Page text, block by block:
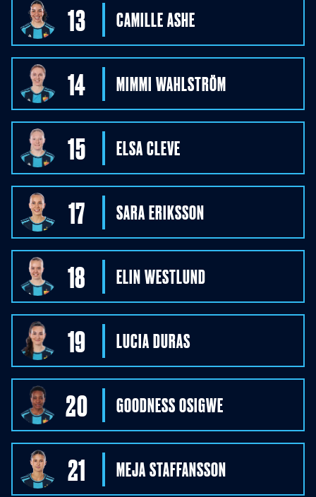
13 CAMILLEASHE
14 MIMMI WAHLSTRÖM
15 ELSACLEVE
17 SARAERIKSSON
18 ELINWESTLUND
19 LUCIADURAS
20 GOODNESSOSIGWE
21 MEJASTAFFANSSON